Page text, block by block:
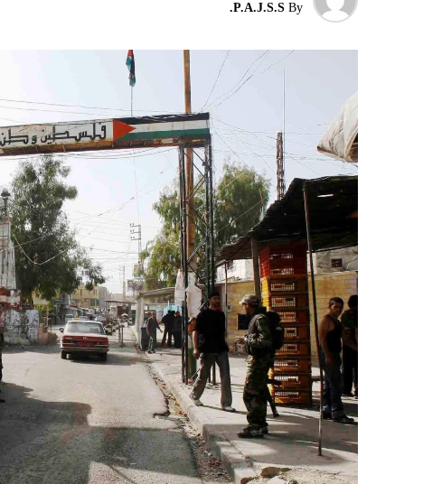
By
P.A.J.S.S.